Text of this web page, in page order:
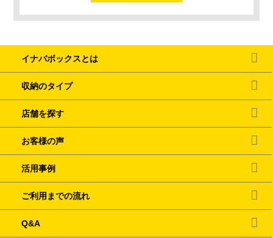
イナバボックスとは
収納のタイプ
店舗を探す
お客様の声
活用事例
ご利用までの流れ
Q&A